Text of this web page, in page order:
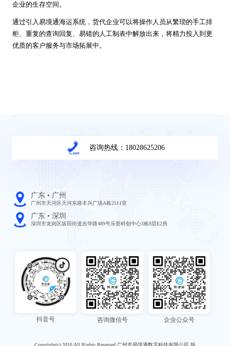
企业的生存空间。
通过引入易境通海运系统，货代企业可以将操作人员从繁琐的手工排
柜、重复的查询回复、易错的人工制表中解放出来，将精力投入到更
优质的客户服务与市场拓展中。
咨询热线：18028625206
广东 • 广州
广州市天河区天河东路丰兴广场A栋2511室
广东 • 深圳
深圳市龙岗区坂田街道吉华路489号乐荟科创中心3栋8层E2房
抖音号 咨询微信号 企业公众号